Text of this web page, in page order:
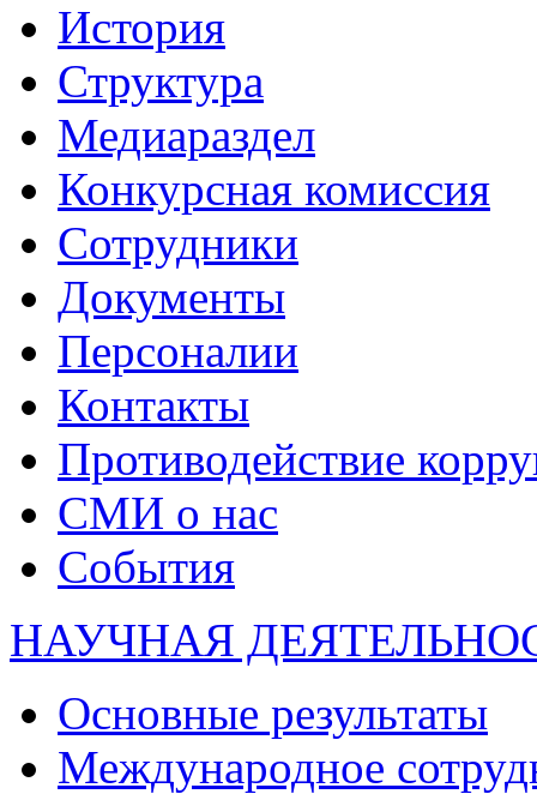
История
Структура
Медиараздел
Конкурсная комиссия
Сотрудники
Документы
Персоналии
Контакты
Противодействие
СМИ о нас
События
НАУЧНАЯ
Основные результаты
Международное